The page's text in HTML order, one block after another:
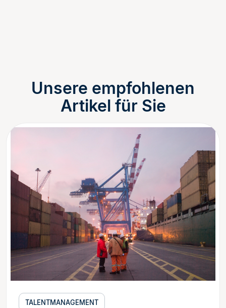
Unsere empfohlenen
Artikel für Sie
TALENTMANAGEMENT